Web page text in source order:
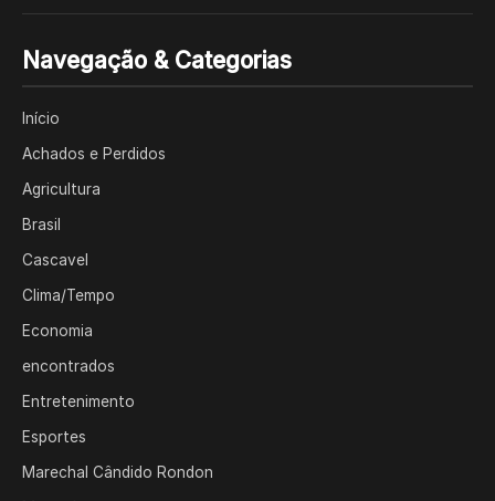
Navegação & Categorias
Início
Achados e Perdidos
Agricultura
Brasil
Cascavel
Clima/Tempo
Economia
encontrados
Entretenimento
Esportes
Marechal Cândido Rondon